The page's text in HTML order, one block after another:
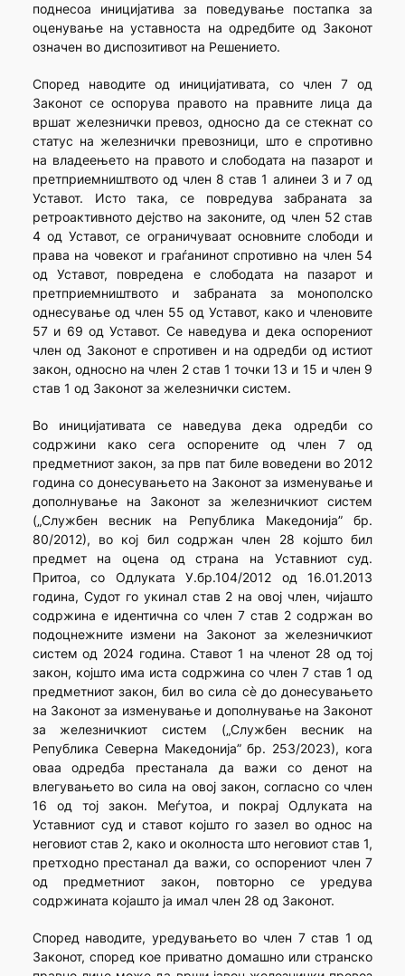
поднесоа иницијатива за поведување постапка за
оценување на уставноста на одредбите од Законот
означен во диспозитивот на Решението.
Според наводите од иницијативата, со член 7 од
Законот се оспорува правото на правните лица да
вршат железнички превоз, односно да се стекнат со
статус на железнички превозници, што е спротивно
на владеењето на правото и слободата на пазарот и
претприемништвото од член 8 став 1 алинеи 3 и 7 од
Уставот. Исто така, се повредува забраната за
ретроактивното дејство на законите, од член 52 став
4 од Уставот, се ограничуваат основните слободи и
права на човекот и граѓанинот спротивно на член 54
од Уставот, повредена е слободата на пазарот и
претприемништвото и забраната за монополско
однесување од член 55 од Уставот, како и членовите
57 и 69 од Уставот. Се наведува и дека оспорениот
член од Законот е спротивен и на одредби од истиот
закон, односно на член 2 став 1 точки 13 и 15 и член 9
став 1 од Законот за железнички систем.
Во иницијативата се наведува дека одредби со
содржини како сега оспорените од член 7 од
предметниот закон, за прв пат биле воведени во 2012
година со донесувањето на Законот за изменување и
дополнување на Законот за железничкиот систем
(„Службен весник на Република Македонија” бр.
80/2012), во кој бил содржан член 28 којшто бил
предмет на оцена од страна на Уставниот суд.
Притоа, со Одлуката У.бр.104/2012 од 16.01.2013
година, Судот го укинал став 2 на овој член, чијашто
содржина е идентична со член 7 став 2 содржан во
подоцнежните измени на Законот за железничкиот
систем од 2024 година. Ставот 1 на членот 28 од тој
закон, којшто има иста содржина со член 7 став 1 од
предметниот закон, бил во сила сè до донесувањето
на Законот за изменување и дополнување на Законот
за железничкиот систем („Службен весник на
Република Северна Македонија” бр. 253/2023), кога
оваа одредба престанала да важи со денот на
влегувањето во сила на овој закон, согласно со член
16 од тој закон. Меѓутоа, и покрај Одлуката на
Уставниот суд и ставот којшто го зазел во однос на
неговиот став 2, како и околноста што неговиот став 1,
претходно престанал да важи, со оспорениот член 7
од предметниот закон, повторно се уредува
содржината којашто ја имал член 28 од Законот.
Според наводите, уредувањето во член 7 став 1 од
Законот, според кое приватно домашно или странско